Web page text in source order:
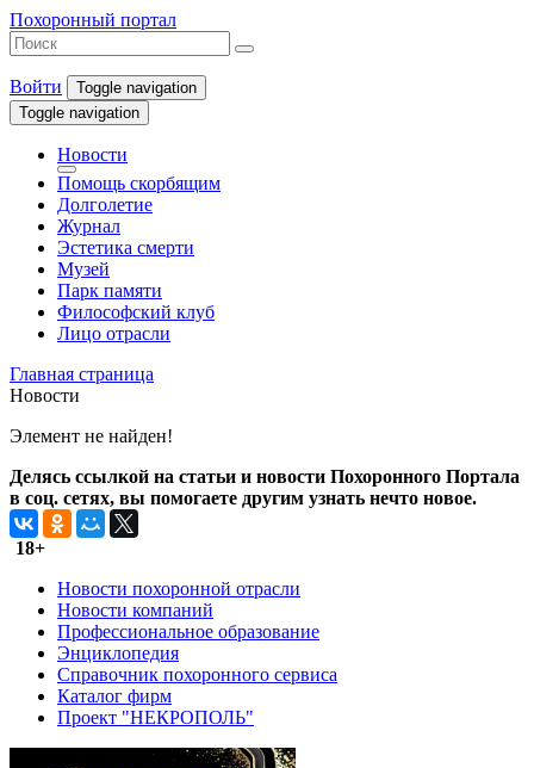
Похоронный портал
Войти
Toggle navigation
Toggle navigation
Новости
Помощь скорбящим
Долголетие
Журнал
Эстетика смерти
Музей
Парк памяти
Философский клуб
Лицо отрасли
Главная страница
Новости
Элемент не найден!
Делясь ссылкой на статьи и новости Похоронного Портала
в соц. сетях, вы помогаете другим узнать нечто новое.
18+
Новости похоронной отрасли
Новости компаний
Профессиональное образование
Энциклопедия
Справочник похоронного сервиса
Каталог фирм
Проект "НЕКРОПОЛЬ"